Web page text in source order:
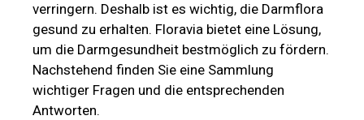
verringern. Deshalb ist es wichtig, die Darmflora
gesund zu erhalten. Floravia bietet eine Lösung,
um die Darmgesundheit bestmöglich zu fördern.
Nachstehend finden Sie eine Sammlung
wichtiger Fragen und die entsprechenden
Antworten.